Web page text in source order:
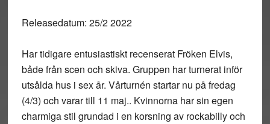
Releasedatum: 25/2 2022
Har tidigare entusiastiskt recenserat Fröken Elvis,
både från scen och skiva. Gruppen har turnerat inför
utsålda hus i sex år. Vårturnén startar nu på fredag
(4/3) och varar till 11 maj.. Kvinnorna har sin egen
charmiga stil grundad i en korsning av rockabilly och